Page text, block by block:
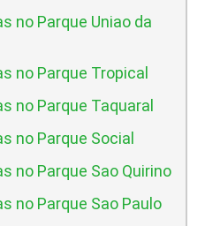
no Parque Uniao da
no Parque Tropical
no Parque Taquaral
no Parque Social
no Parque Sao Quirino
no Parque Sao Paulo